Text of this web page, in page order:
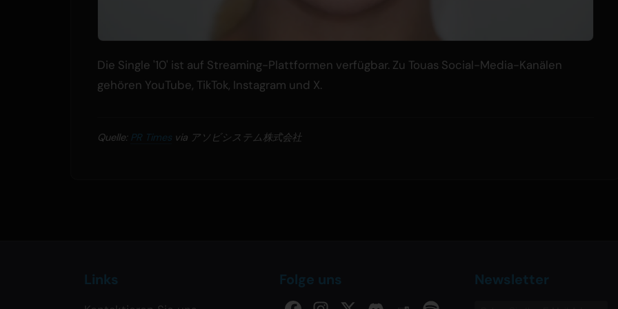
Die Single '10' ist auf Streaming-Plattformen verfügbar. Zu Touas Social-Media-Kanälen
gehören YouTube, TikTok, Instagram und X.
Quelle: PR Times via アソビシステム株式会社
Links Folge uns Newsletter